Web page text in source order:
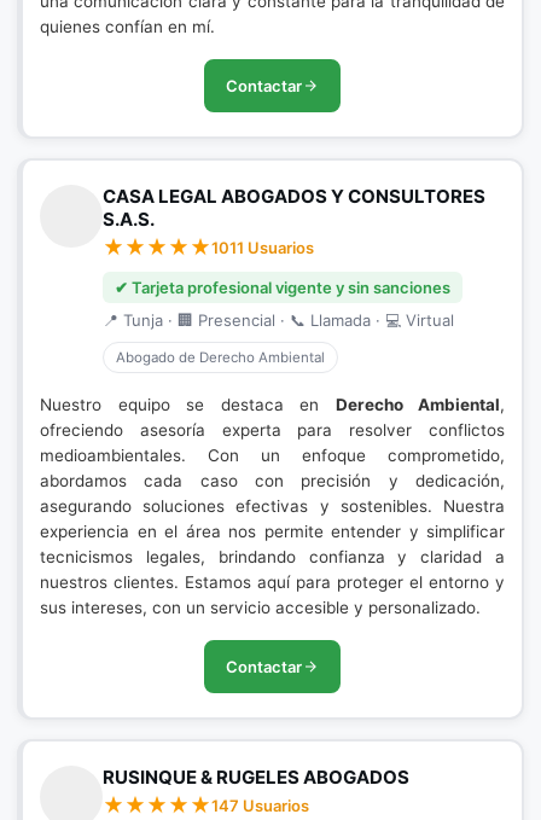
quienes confían en mí.
Contactar
CASA LEGAL ABOGADOS Y CONSULTORES
S.A.S.
1011 Usuarios
✔ Tarjeta profesional vigente y sin sanciones
📍 Tunja · 🏢 Presencial · 📞 Llamada · 💻 Virtual
Abogado de Derecho Ambiental
Nuestro equipo se destaca en Derecho Ambiental,
ofreciendo asesoría experta para resolver conflictos
medioambientales. Con un enfoque comprometido,
abordamos cada caso con precisión y dedicación,
asegurando soluciones efectivas y sostenibles. Nuestra
experiencia en el área nos permite entender y simplificar
tecnicismos legales, brindando confianza y claridad a
nuestros clientes. Estamos aquí para proteger el entorno y
sus intereses, con un servicio accesible y personalizado.
Contactar
RUSINQUE & RUGELES ABOGADOS
147 Usuarios